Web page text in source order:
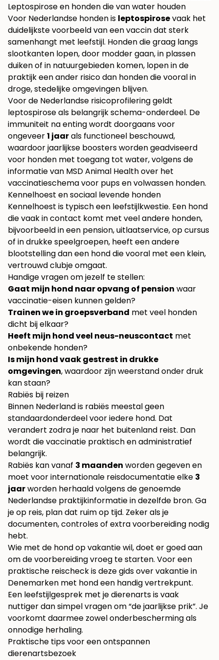
Leptospirose en honden die van water houden
Voor Nederlandse honden is leptospirosevaak het
duidelijkste voorbeeld van een vaccin dat sterk
samenhangt met leefstijl. Honden die graag langs
slootkanten lopen, door modder gaan, in plassen
duiken of in natuurgebieden komen, lopen in de
praktijk een ander risico dan honden die vooral in
droge, stedelijke omgevingen blijven.
Voor de Nederlandse risicoprofilering geldt
leptospirose als belangrijk schema-onderdeel. De
immuniteit na enting wordt doorgaans voor
ongeveer1 jaarals functioneel beschouwd,
waardoor jaarlijkse boosters worden geadviseerd
voor honden met toegang tot water, volgens de
informatie van MSD Animal Health over het
vaccinatieschema voor pups en volwassen honden.
Kennelhoest en sociaal levende honden
Kennelhoest is typisch een leefstijlkwestie. Een hond
die vaak in contact komt met veel andere honden,
bijvoorbeeld in een pension, uitlaatservice, op cursus
of in drukke speelgroepen, heeft een andere
blootstelling dan een hond die vooral met een klein,
vertrouwd clubje omgaat.
Handige vragen om jezelf te stellen:
Gaat mijn hond naar opvang of pension waar
vaccinatie-eisen kunnen gelden?
Trainen we in groepsverband met veel honden
dicht bij elkaar?
Heeft mijn hond veel neus-neuscontact met
onbekende honden?
Is mijn hond vaak gestrest in drukke
omgevingen, waardoor zijn weerstand onder druk
kan staan?
Rabiës bij reizen
Binnen Nederland is rabiës meestal geen
standaardonderdeel voor iedere hond. Dat
verandert zodra je naar het buitenland reist. Dan
wordt die vaccinatie praktisch en administratief
belangrijk.
Rabiës kan vanaf 3 maanden worden gegeven en
moet voor internationale reisdocumentatie elke 3
jaarworden herhaald volgens de genoemde
Nederlandse praktijkinformatie in dezelfde bron. Ga
je op reis, plan dat ruim op tijd. Zeker als je
documenten, controles of extra voorbereiding nodig
hebt.
Wie met de hond op vakantie wil, doet er goed aan
om de voorbereiding vroeg te starten. Voor een
praktische reischeck is deze gids overvakantie in
Denemarken met hondeen handig vertrekpunt.
Een leefstijlgesprek met je dierenarts is vaak
nuttiger dan simpel vragen om “de jaarlijkse prik”. Je
voorkomt daarmee zowel onderbescherming als
onnodige herhaling.
Praktische tips voor een ontspannen
dierenartsbezoek